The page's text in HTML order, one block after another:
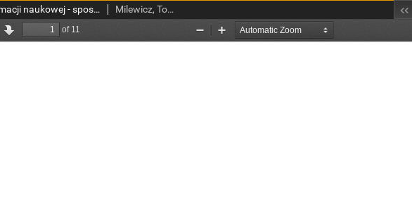
Szkolenia z zakresu informacji naukowej - spostrzeżenia i propozycje studentów medycyny Milewicz, Tomasz; Pułka, Magdalena; Spałkowska, Magdalena; Pełka, Anna; Wasyl, Barbara; Kołodziejski, Michał; Piotrowska, Michalina; Kalisz, Jakub; Gurdek, Agnieszka; Rodzaj, Katarzyna; Mrozińska, Sandra; Bolsęga, Joanna; Warchoł, Łukasz; Galicka-Latała, Danuta; Krzysiek, Józef